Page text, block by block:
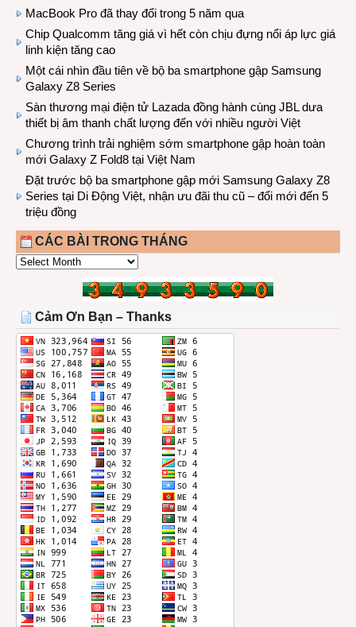
MacBook Pro đã thay đổi trong 5 năm qua
Chip Qualcomm tăng giá vì hết còn chịu đựng nổi áp lực giá
linh kiện tăng cao
Một cái nhìn đầu tiên về bộ ba smartphone gập Samsung
Galaxy Z8 Series
Sàn thương mại điện tử Lazada đồng hành cùng JBL dưa
thiết bị âm thanh chất lượng đến với nhiều người Việt
Chương trình trải nghiệm sớm smartphone gập hoàn toàn
mới Galaxy Z Fold8 tại Việt Nam
Đặt trước bộ ba smartphone gập mới Samsung Galaxy Z8
Series tại Di Động Việt, nhận ưu đãi thu cũ – đổi mới đến 5
triệu đồng
CÁC BÀI TRONG THÁNG
CÁC
THÁNG
Cảm Ơn Bạn – Thanks